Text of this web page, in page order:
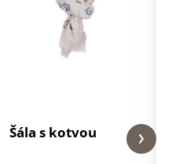
Šála s kotvou